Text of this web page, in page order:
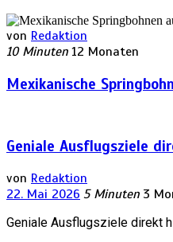
von Redaktion
10 Minuten 12 Monaten
Mexikanische
Geniale Ausflugsziele
von Redaktion
22. Mai 2026 5 Minuten 3
Geniale Ausflugsziele direkt